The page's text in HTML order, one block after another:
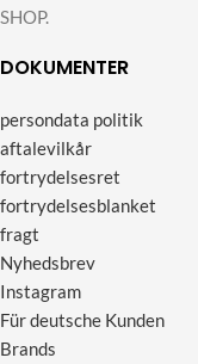
SHOP.
DOKUMENTER
persondata politik
aftalevilkår
fortrydelsesret
fortrydelsesblanket
fragt
Nyhedsbrev
Instagram
Für deutsche Kunden
Brands